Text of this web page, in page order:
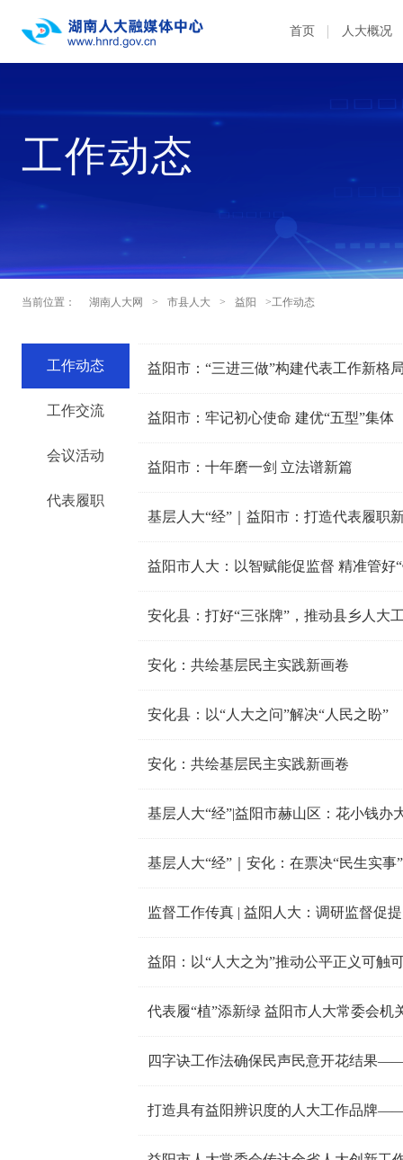
首页 人大概况
工作动态
当前位置： 湖南人大网 > 市县人大 > 益阳 >工作动态
工作动态
工作交流
会议活动
代表履职
益阳市：“三进三做”构建代表工作新格
益阳市：牢记初心使命 建优“五型”集体
益阳市：十年磨一剑 立法谱新篇
基层人大“经”｜益阳市：打造代表履职
益阳市人大：以智赋能促监督 精准管好
安化县：打好“三张牌”，推动县乡人大
安化：共绘基层民主实践新画卷
安化县：以“人大之问”解决“人民之盼”
安化：共绘基层民主实践新画卷
基层人大“经”|益阳市赫山区：花小钱办
基层人大“经”｜安化：在票决“民生实事
监督工作传真 | 益阳人大：调研监督促
益阳：以“人大之为”推动公平正义可触
代表履“植”添新绿 益阳市人大常委会机